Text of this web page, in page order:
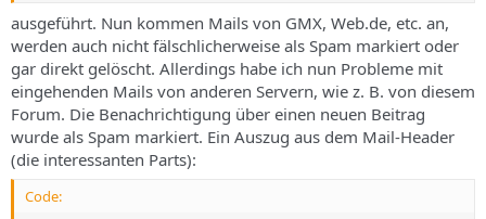
ausgeführt. Nun kommen Mails von GMX, Web.de, etc. an,
werden auch nicht fälschlicherweise als Spam markiert oder
gar direkt gelöscht. Allerdings habe ich nun Probleme mit
eingehenden Mails von anderen Servern, wie z. B. von diesem
Forum. Die Benachrichtigung über einen neuen Beitrag
wurde als Spam markiert. Ein Auszug aus dem Mail-Header
(die interessanten Parts):
Code: